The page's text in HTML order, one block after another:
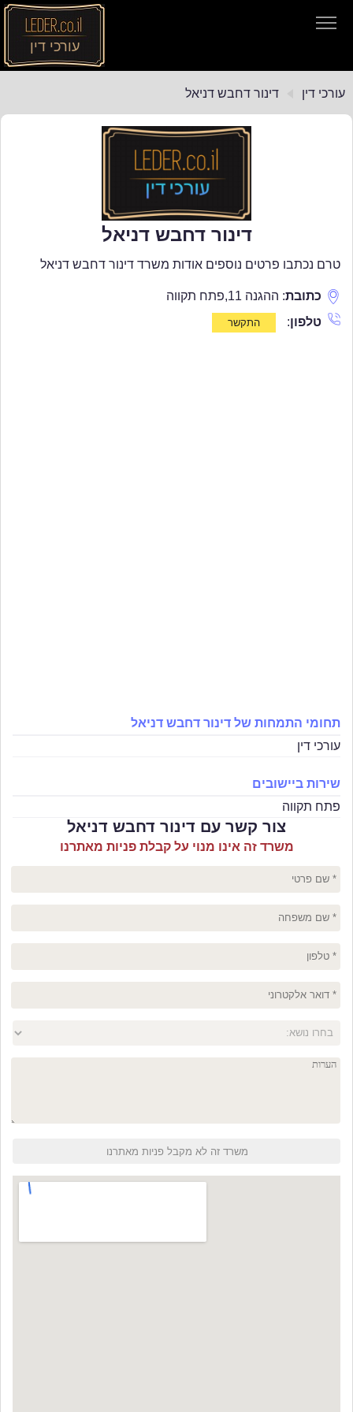
עורכי דין
עורכי דין
עורכי דין דינור דחבש דניאל
דינור דחבש דניאל
טרם נכתבו פרטים נוספים אודות משרד דינור דחבש דניאל
כתובת: ההגנה 11 ,פתח תקווה
טלפון:
תחומי התמחות של דינור דחבש דניאל
עורכי דין
שירות ביישובים
פתח תקווה
צור קשר עם דינור דחבש דניאל
משרד זה אינו מנוי על קבלת פניות מאתרנו